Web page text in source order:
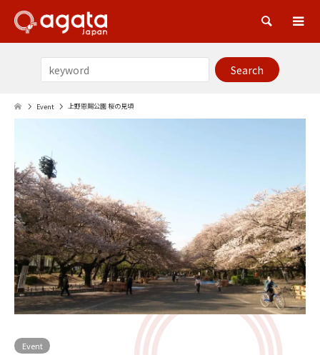
Event 上野恩賜公園 桜の見頃
Event